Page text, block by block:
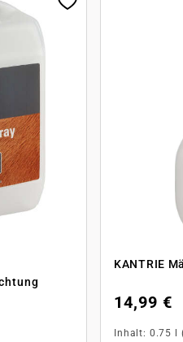
KANTRIE
14,99 €
Inhalt: 0.75 l